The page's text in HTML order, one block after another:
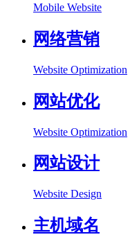
Mobile Website
网络营销
Website Optimization
网站优化
Website Optimization
网站设计
Website Design
主机域名